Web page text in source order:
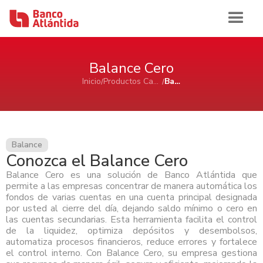
Inicio
Banca de Personas
Ahorro e Inversión
Cuentas de Ahorros Atlántida
Cuenta de Cheques Atlántida
Certificados de Depósitos Atlántida
AFP Atlántida
Ver Ahorro e Inversión
Tarjetas
Tarjetas de Crédito Atlántida
Tarjetas de Débito Atlántida
Préstamos
Préstamo Personal Atlántida
Préstamo de Vivienda Atlántida
Canales de Atención
Banca Comercial Pyme
Ahorro e Inversión
Cuenta de Ahorro Atlántida Pyme
Cuenta de Cheque Atlántida Pyme
Certificado de Depósito Atlántida Pyme
Tarjetas de Crédito
Aliadas Atlántida
Impulso Empresarial Atlántida
Productos Cash Management
Banca Corporativa
Ahorro e Inversión
Cuenta de Ahorro
Cuenta de Cheques
Tarjetas de Crédito
Quiénes Somos
Historia
Reconocimientos
Sala de Prensa
Balance Cero
Inicio Productos Cash Management Balance Cero
Balance
Conozca el Balance Cero
Balance Cero es una solución de Banco Atlántida que
permite a las empresas concentrar de manera automática los
fondos de varias cuentas en una cuenta principal designada
por usted al cierre del día, dejando saldo mínimo o cero en
las cuentas secundarias. Esta herramienta facilita el control
de la liquidez, optimiza depósitos y desembolsos,
automatiza procesos financieros, reduce errores y fortalece
el control interno. Con Balance Cero, su empresa gestiona